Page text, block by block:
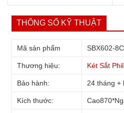
Bên Trong Két sắt nhập khẩu
THÔNG SỐ KỸ THUẬT
Mã sản phẩm SBX602-
Thương hiệu: Két Sắt
Bảo hành: 24 tháng +
Kích thước: